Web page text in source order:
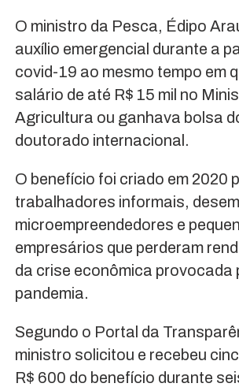
O ministro da Pesca, Édipo
auxílio emergencial durante a
covid-19 ao mesmo tempo em
salário de até R$ 15 mil no
Agricultura ou ganhava bolsa
doutorado internacional.
O benefício foi criado em 2020
trabalhadores informais,
microempreendedores e
empresários que perderam
da crise econômica provocada
pandemia.
Segundo o Portal da
ministro solicitou e recebeu
R$ 600 do benefício durante